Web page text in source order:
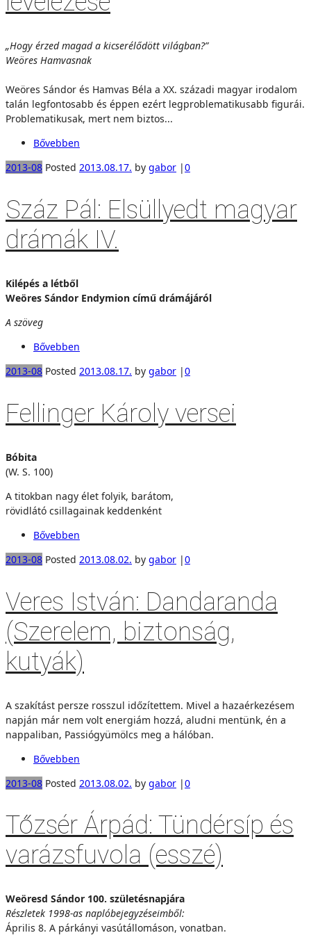
„Hogy érzed magad a kicserélődött világban?”
Weöres Hamvasnak
Weöres Sándor és Hamvas Béla a XX. századi magyar irodalom
talán legfontosabb és éppen ezért legproblematikusabb figurái.
Problematikusak, mert nem biztos...
Bővebben
2013-08 Posted 2013.08.17. by gabor |0
Száz Pál: Elsüllyedt magyar
drámák IV.
Kilépés a létből
Weöres Sándor Endymion című drámájáról
A szöveg
Bővebben
2013-08 Posted 2013.08.17. by gabor |0
Fellinger Károly versei
Bóbita
(W. S. 100)
A titokban nagy élet folyik, barátom,
rövidlátó csillagainak keddenként
Bővebben
2013-08 Posted 2013.08.02. by gabor |0
Veres István: Dandaranda
(Szerelem, biztonság,
kutyák)
A szakítást persze rosszul időzítettem. Mivel a hazaérkezésem
napján már nem volt energiám hozzá, aludni mentünk, én a
nappaliban, Passiógyümölcs meg a hálóban.
Bővebben
2013-08 Posted 2013.08.02. by gabor |0
Tőzsér Árpád: Tündérsíp és
varázsfuvola (esszé)
Weöresd Sándor 100. születésnapjára
Részletek 1998-as naplóbejegyzéseimből:
Április 8. A párkányi vasútállomáson, vonatban.